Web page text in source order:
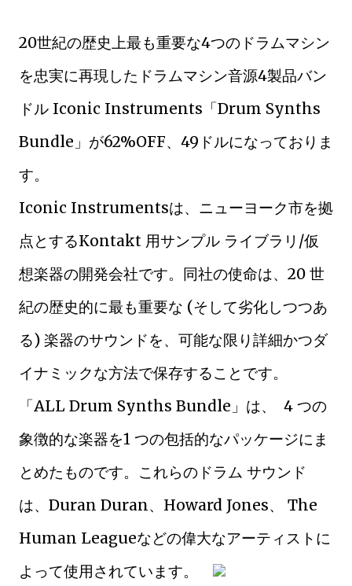
20世紀の歴史上最も重要な4つのドラムマシン
を忠実に再現したドラムマシン音源4製品バン
ドル Iconic Instruments「Drum Synths
Bundle」が62%OFF、49ドルになっておりま
す。
Iconic Instrumentsは、ニューヨーク市を拠
点とするKontakt 用サンプル ライブラリ/仮
想楽器の開発会社です。同社の使命は、20 世
紀の歴史的に最も重要な (そして劣化しつつあ
る) 楽器のサウンドを、可能な限り詳細かつダ
イナミックな方法で保存することです。
「ALL Drum Synths Bundle」は、 4 つの
象徴的な楽器を1 つの包括的なパッケージにま
とめたものです。これらのドラム サウンド
は、Duran Duran、Howard Jones、 The
Human Leagueなどの偉大なアーティストに
よって使用されています。